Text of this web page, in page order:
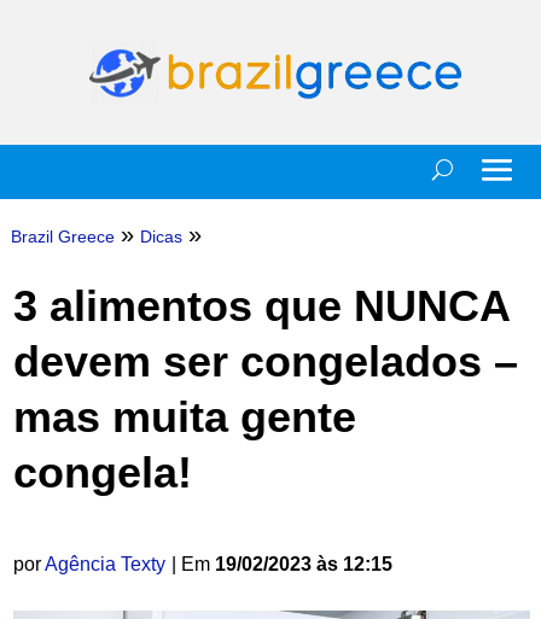
Brazil Greece » Dicas »
3 alimentos que NUNCA
devem ser congelados –
mas muita gente
congela!
porAgência Texty | Em 19/02/2023 às 12:15